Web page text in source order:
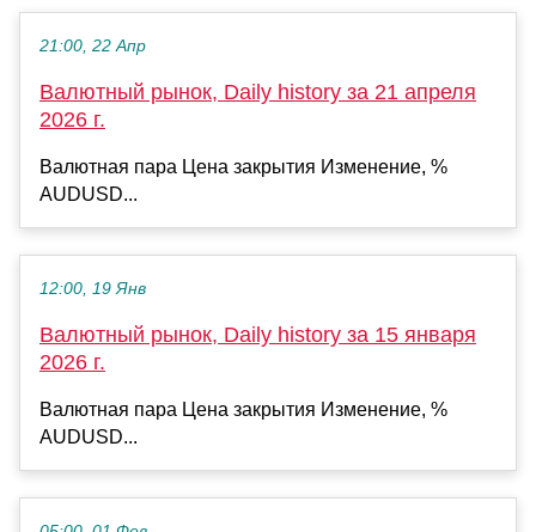
21:00, 22 Апр
Валютный рынок, Daily history за 21 апреля
2026 г.
Валютная пара Цена закрытия Изменение, %
AUDUSD...
12:00, 19 Янв
Валютный рынок, Daily history за 15 января
2026 г.
Валютная пара Цена закрытия Изменение, %
AUDUSD...